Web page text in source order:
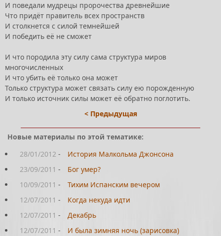
И поведали мудрецы пророчества древнейшие
Что придёт правитель всех пространств
И столкнется с силой темнейшей
И победить её не сможет
И что породила эту силу сама структура миров
многочисленных
И что убить её только она может
Только структура может связать силу ею порожденную
И только источник силы может её обратно поглотить.
< Предыдущая
Новые материалы по этой тематике:
28/01/2012 -
История Малкольма Джонсона
23/09/2011 -
Бог умер?
10/09/2011 -
Тихим Испанским вечером
12/07/2011 -
Когда некуда идти
12/07/2011 -
Декабрь
12/07/2011 -
И была зимняя ночь (зарисовка)